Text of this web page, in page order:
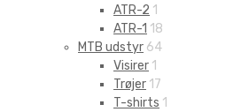
ATR-2 1
ATR-1 18
MTB udstyr 64
Visirer 1
Trøjer 17
T-shirts 1